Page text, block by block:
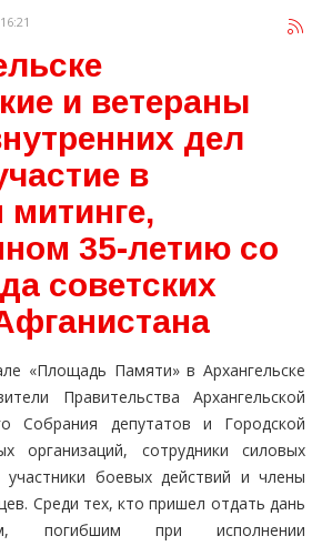
и ветераны
дел
в
35-летию со
советских
«Площадь Памяти» в Архангельске
Правительства Архангельской
Собрания депутатов и Городской
организаций, сотрудники силовых
участники боевых действий и члены
Среди тех, кто пришел отдать дань
погибшим при исполнении